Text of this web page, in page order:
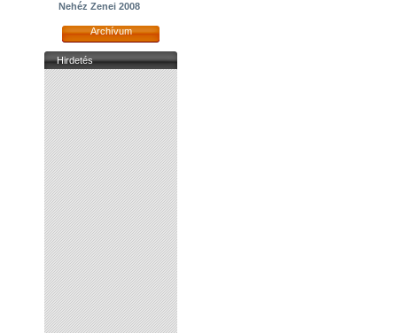
Nehéz Zenei 2008
Archívum
Hirdetés